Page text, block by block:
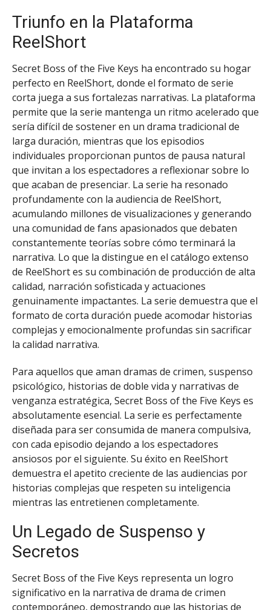
Triunfo en la Plataforma
ReelShort
Secret Boss of the Five Keys ha encontrado su hogar
perfecto en ReelShort, donde el formato de serie
corta juega a sus fortalezas narrativas. La plataforma
permite que la serie mantenga un ritmo acelerado que
sería difícil de sostener en un drama tradicional de
larga duración, mientras que los episodios
individuales proporcionan puntos de pausa natural
que invitan a los espectadores a reflexionar sobre lo
que acaban de presenciar. La serie ha resonado
profundamente con la audiencia de ReelShort,
acumulando millones de visualizaciones y generando
una comunidad de fans apasionados que debaten
constantemente teorías sobre cómo terminará la
narrativa. Lo que la distingue en el catálogo extenso
de ReelShort es su combinación de producción de alta
calidad, narración sofisticada y actuaciones
genuinamente impactantes. La serie demuestra que el
formato de corta duración puede acomodar historias
complejas y emocionalmente profundas sin sacrificar
la calidad narrativa.
Para aquellos que aman dramas de crimen, suspenso
psicológico, historias de doble vida y narrativas de
venganza estratégica, Secret Boss of the Five Keys es
absolutamente esencial. La serie es perfectamente
diseñada para ser consumida de manera compulsiva,
con cada episodio dejando a los espectadores
ansiosos por el siguiente. Su éxito en ReelShort
demuestra el apetito creciente de las audiencias por
historias complejas que respeten su inteligencia
mientras las entretienen completamente.
Un Legado de Suspenso y
Secretos
Secret Boss of the Five Keys representa un logro
significativo en la narrativa de drama de crimen
contemporáneo, demostrando que las historias de